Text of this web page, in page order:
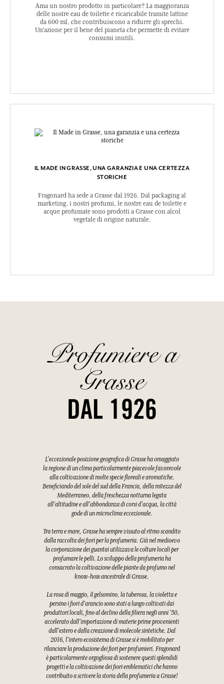
Ama un nostro prodotto in particolare? La maggioranza
delle nostre eau de toilette è ricaricabile tramite lattine
da 600 ml, che contribuiscono a ridurre gli sprechi.
Un'azione per il bene del pianeta che permette di evitare
consumi inutili.
IL MADE IN GRASSE, UNA GARANZIA E UNA CERTEZZA
STORICHE
Fragonard ha sede a Grasse dal 1926. Dal packaging al
marketing, i nostri profumi, le nostre eau de toilette e
acque profumate sono prodotti a Grasse con alcol
vegetale di origine naturale.
Profumiere a
Grasse
DAL 1926
L'eccezionale posizione geografica di Grasse ha omaggiato
la regione di un clima particolarmente piacevole favorevole
alla coltivazione di molte specie floreali e aromatiche.
Beneficiando del sole del sud della Francia, della mitezza del
Mediterraneo, della freschezza notturna legata
all'altitudine e all'abbondanza di corsi d'acqua, la città
gode di un microclima eccezionale.
Tra terra e mare, Grasse ha sempre vissuto al ritmo scandito
dalla raccolta dei fiori per la profumeria. Già nel medioevo
la corporazione dei guantai utilizzava le colture locali per
profumare le pelli. Lo sviluppo della profumeria ha
consacrato la coltivazione delle piante da profumo nel
know-how ancestrale di Grasse.
La rosa di maggio, il gelsomino, la tuberosa, la violetta e
persino i fiori d'arancio sono stati a lungo coltivati dai
produttori locali, fino al declino della filiera negli anni '50,
accelerato dall'importazione di materie prime provenienti
dall'estero e dalla creazione di molecole sintetiche. Dal
2016, l'intero ecosistema di Grasse si è mobilitato per
rilanciare la produzione dei fiori per profumieri. Fragonard
è particolarmente orgogliosa di sostenere questi splendidi
progetti e la coltivazione dei fiori emblematici che hanno
contribuito a scrivere la storia della profumeria a Grasse!